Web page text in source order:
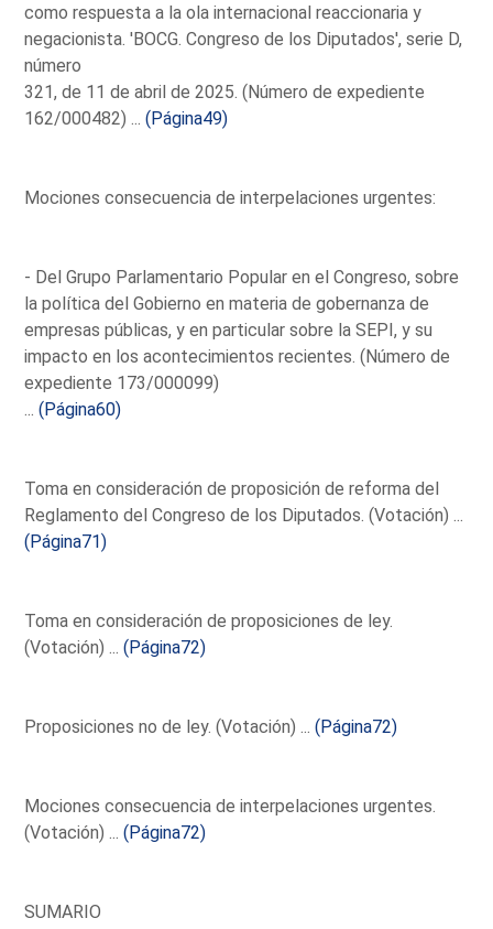
como respuesta a la ola internacional reaccionaria y
negacionista. 'BOCG. Congreso de los Diputados', serie D,
número
321, de 11 de abril de 2025. (Número de expediente
162/000482) ...(Página49)
Mociones consecuencia de interpelaciones urgentes:
- Del Grupo Parlamentario Popular en el Congreso, sobre
la política del Gobierno en materia de gobernanza de
empresas públicas, y en particular sobre la SEPI, y su
impacto en los acontecimientos recientes. (Número de
expediente 173/000099)
...(Página60)
Toma en consideración de proposición de reforma del
Reglamento del Congreso de los Diputados. (Votación) ...
(Página71)
Toma en consideración de proposiciones de ley.
(Votación) ...(Página72)
Proposiciones no de ley. (Votación) ...(Página72)
Mociones consecuencia de interpelaciones urgentes.
(Votación) ...(Página72)
SUMARIO